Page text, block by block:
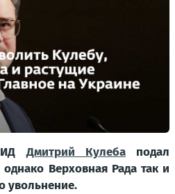
Дмитрий Кулебаподал
однако Верховная Рада так и
увольнение.